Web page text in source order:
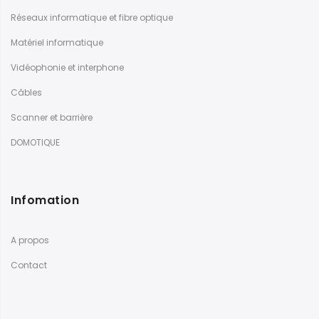
Réseaux informatique et fibre optique
Matériel informatique
Vidéophonie et interphone
Câbles
Scanner et barrière
DOMOTIQUE
Infomation
A propos
Contact